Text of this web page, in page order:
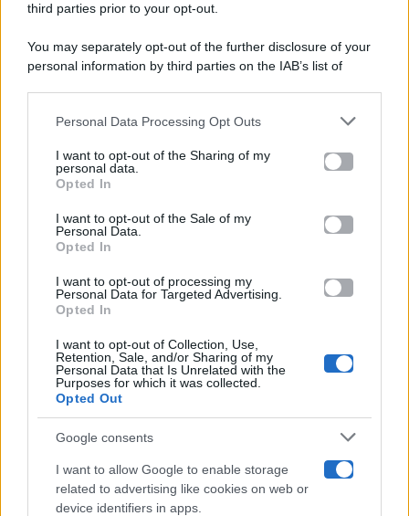
third parties prior to your opt-out.
You may separately opt-out of the further disclosure of your
personal information by third parties on the IAB’s list of
This information may also be disclosed by us to third parties
disclose it to other third parties.
Please note that this website/app uses one or more Google
services and may gather and store information including but
not limited to your visit or usage behaviour. You may click to
grant or deny consent to Google and its third-party tags to
consent section.
Personal Data Processing Opt Outs
I want to opt-out of the Sharing of my
personal data.
Opted In
I want to opt-out of the Sale of my
Personal Data.
Opted In
I want to opt-out of processing my
Personal Data for Targeted Advertising.
Opted In
I want to opt-out of Collection, Use,
Retention, Sale, and/or Sharing of my
Personal Data that Is Unrelated with the
Purposes for which it was collected.
Opted Out
Google consents
I want to allow Google to enable storage
related to advertising like cookies on web or
device identifiers in apps.
P.Iva 10909580960
Categorie
Gossip
Televisione
Programmi TV
Amici
Ballando Con Le Stelle
Grande Fratello
Isola Dei Famosi
Uomini E Donne